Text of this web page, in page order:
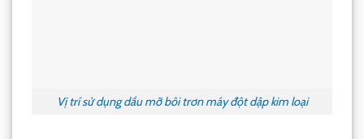
Vị trí sử dụng dầu mỡ bôi trơn máy đột dập kim loại